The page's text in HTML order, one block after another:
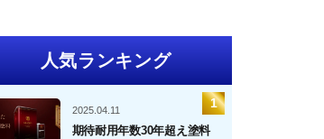
人気ランキング
2025.04.11
期待耐用年数30年超え塗料